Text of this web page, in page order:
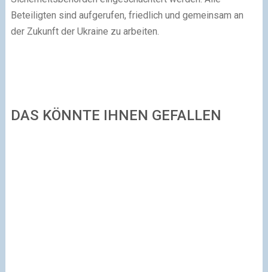
Beteiligten sind aufgerufen, friedlich und gemeinsam an
der Zukunft der Ukraine zu arbeiten.
DAS KÖNNTE IHNEN GEFALLEN